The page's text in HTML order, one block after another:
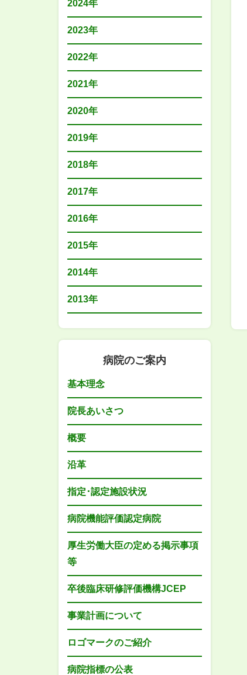
2024年
2023年
2022年
2021年
2020年
2019年
2018年
2017年
2016年
2015年
2014年
2013年
病院のご案内
基本理念
院長あいさつ
概要
沿革
指定･認定施設状況
病院機能評価認定病院
厚生労働大臣の定める掲示事項
等
卒後臨床研修評価機構JCEP
事業計画について
ロゴマークのご紹介
病院指標の公表